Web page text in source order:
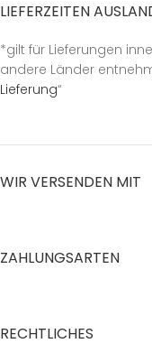
LIEFERZEITEN
*gilt für Lieferungen
andere Länder
Lieferung“
WIR VERSENDEN MIT
ZAHLUNGSARTEN
RECHTLICHES